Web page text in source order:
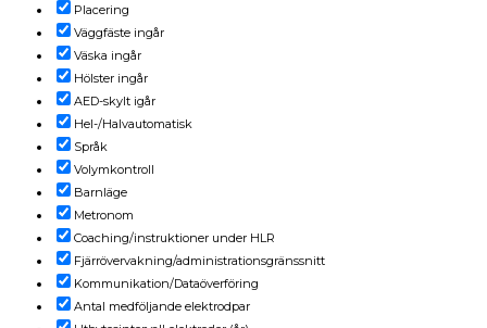
Placering
Väggfäste ingår
Väska ingår
Hölster ingår
AED-skylt igår
Hel-/Halvautomatisk
Språk
Volymkontroll
Barnläge
Metronom
Coaching/instruktioner under HLR
Fjärrövervakning/administrationsgränssnitt
Kommunikation/Dataöverföring
Antal medföljande elektrodpar